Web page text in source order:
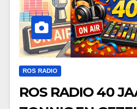
ROS RADIO
ROS RADIO 40